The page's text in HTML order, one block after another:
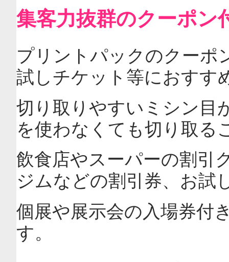
集客力抜群のクーポン
プリントパックのクーポ
試しチケット等におすす
切り取りやすいミシン目
を使わなくても切り取る
飲食店やスーパーの割引
ジムなどの割引券、お試
個展や展示会の入場券付
す。